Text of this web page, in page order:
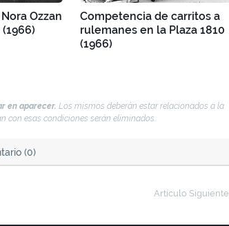
Ozzan
Competencia de carritos a
rulemanes en la Plaza 1810
(1966)
en aparecer. Los mismos deberán estar relacionados a la
con esas condiciones serán eliminados.
(0)
Artículo Siguiente